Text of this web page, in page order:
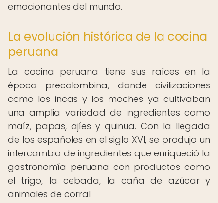
emocionantes del mundo.
La evolución histórica de la cocina
peruana
La cocina peruana tiene sus raíces en la
época precolombina, donde civilizaciones
como los incas y los moches ya cultivaban
una amplia variedad de ingredientes como
maíz, papas, ajíes y quinua. Con la llegada
de los españoles en el siglo XVI, se produjo un
intercambio de ingredientes que enriqueció la
gastronomía peruana con productos como
el trigo, la cebada, la caña de azúcar y
animales de corral.